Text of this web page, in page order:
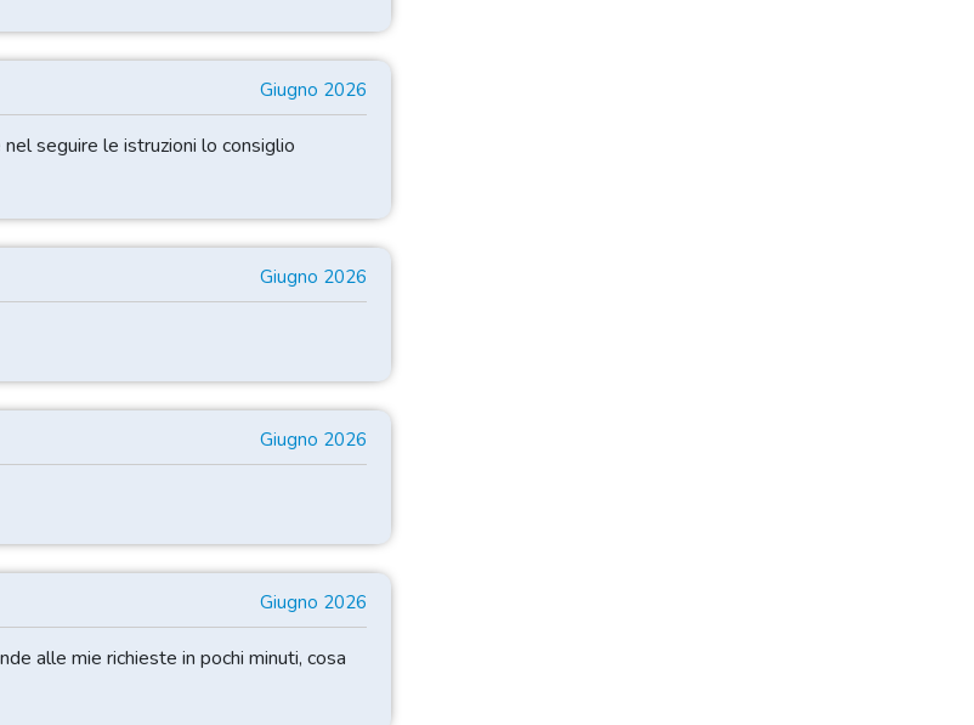
Giugno 2026
seguire le istruzioni lo consiglio
Giugno 2026
Giugno 2026
Giugno 2026
alle mie richieste in pochi minuti, cosa